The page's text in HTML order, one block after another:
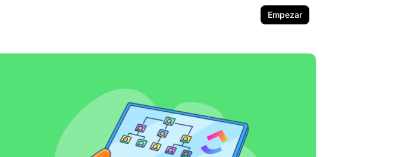
Empezar